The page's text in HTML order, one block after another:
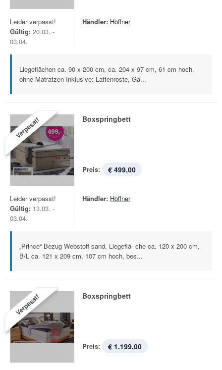
Leider verpasst!
Gültig: 20.03. -
03.04.
Händler: Höffner
Liegeflächen ca. 90 x 200 cm, ca. 204 x 97 cm, 61 cm hoch,
ohne Matratzen Inklusive: Lattenroste, Gä...
Verpasst! Boxspringbett
Preis: € 499,00
Leider verpasst!
Gültig: 13.03. -
03.04.
Händler: Höffner
„Prince“ Bezug Webstoff sand, Liegeflä- che ca. 120 x 200 cm,
B/L ca. 121 x 209 cm, 107 cm hoch, bes...
Verpasst! Boxspringbett
Preis: € 1.199,00